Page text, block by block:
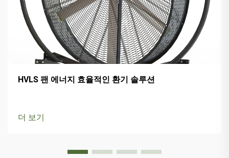
HVLS 팬 에너지 효율적인 환기 솔루션
더 보기